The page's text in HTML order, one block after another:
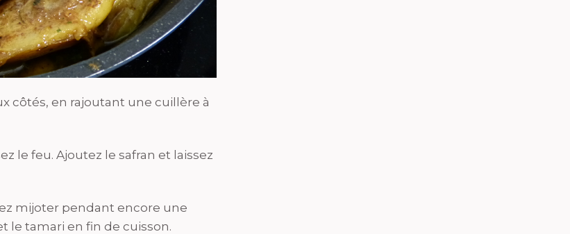
côtés, en rajoutant une cuillère à
le feu. Ajoutez le safran et laissez
mijoter pendant encore une
le tamari en fin de cuisson.